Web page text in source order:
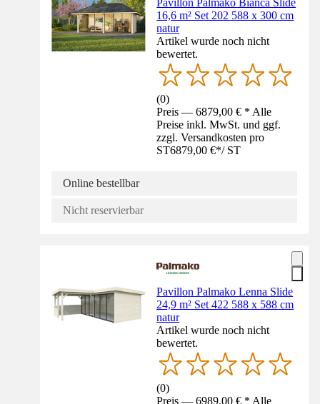
Pavillon Palmako Bianca Slide
16,6 m² Set 202 588 x 300 cm
natur
Artikel wurde noch nicht
bewertet.
(0)
Preis — 6879,00 € * Alle
Preise inkl. MwSt. und ggf.
zzgl. Versandkosten pro
ST6879,00 €*/ ST
Online bestellbar
Nicht reservierbar
Pavillon Palmako Lenna Slide
24,9 m² Set 422 588 x 588 cm
natur
Artikel wurde noch nicht
bewertet.
(0)
Preis — 6989,00 € * Alle